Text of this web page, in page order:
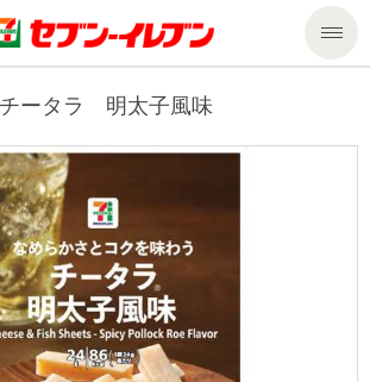
ーン
ータラ 明太子風味